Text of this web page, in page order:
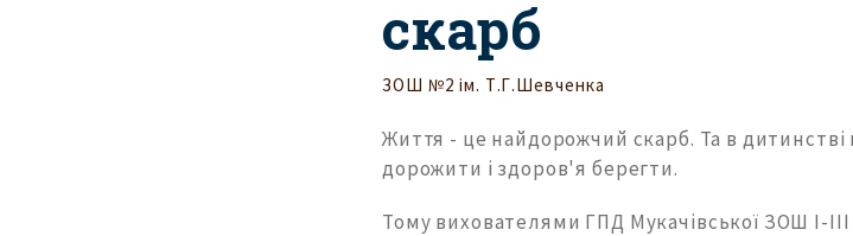
скарб
ЗОШ №2 ім. Т.Г.Шевченка
Життя - це найдорожчий скарб. Та в
дорожити і здоров'я берегти.
Тому вихователями ГПД Мукачівської ЗОШ І-